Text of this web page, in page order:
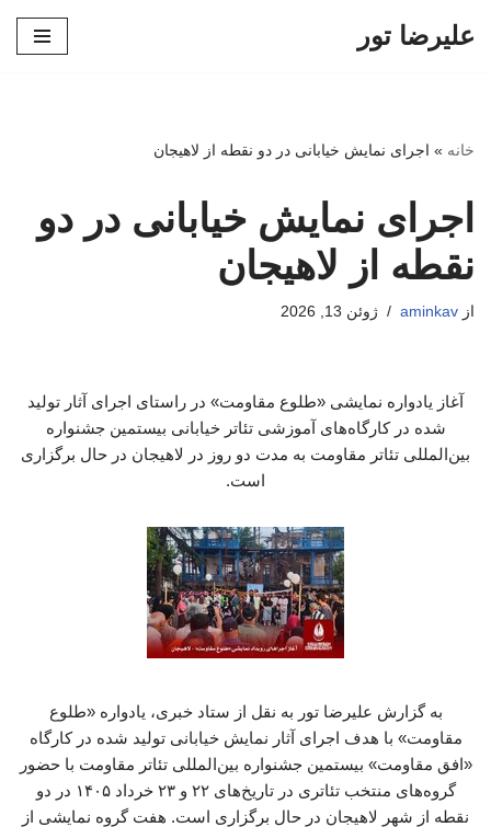
علیرضا تور
خانه » اجرای نمایش خیابانی در دو نقطه از لاهیجان
اجرای نمایش خیابانی در دو
نقطه از لاهیجان
از aminkav ژوئن 13, 2026
آغاز یادواره نمایشی «طلوع مقاومت» در راستای اجرای آثار تولید
شده در کارگاه‌های آموزشی تئاتر خیابانی بیستمین جشنواره
بین‌المللی تئاتر مقاومت به مدت دو روز در لاهیجان در حال برگزاری
است.
به گزارش علیرضا تور به نقل از ستاد خبری، یادواره «طلوع
مقاومت» با هدف اجرای آثار نمایش خیابانی تولید شده در کارگاه
«افق مقاومت» بیستمین جشنواره بین‌المللی تئاتر مقاومت با حضور
گروه‌های منتخب تئاتری در تاریخ‌های ۲۲ و ۲۳ خرداد ۱۴۰۵ در دو
نقطه از شهر لاهیجان در حال برگزاری است. هفت گروه نمایشی از